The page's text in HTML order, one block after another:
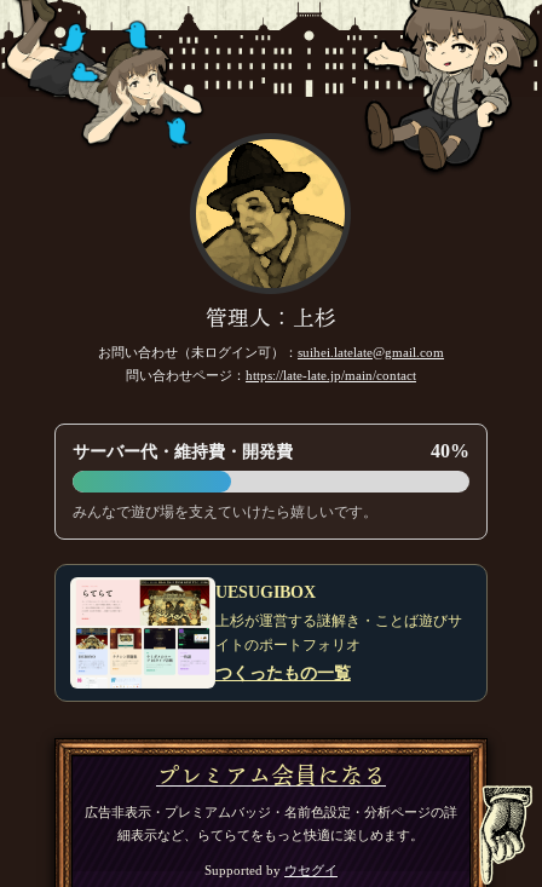
管理人：上杉
お問い合わせ（未ログイン可）： suihei.latelate@gmail.com
問い合わせページ： https://late-late.jp/main/contact
サーバー代・維持費・開発費 40%
みんなで遊び場を支えていけたら嬉しいです。
UESUGIBOX
上杉が運営する謎解き・ことば遊びサ
イトのポートフォリオ
つくったもの一覧
プレミアム会員になる
広告非表示・プレミアムバッジ・名前色設定・分析ページの詳
細表示など、らてらてをもっと快適に楽しめます。
Supported by ウセグイ